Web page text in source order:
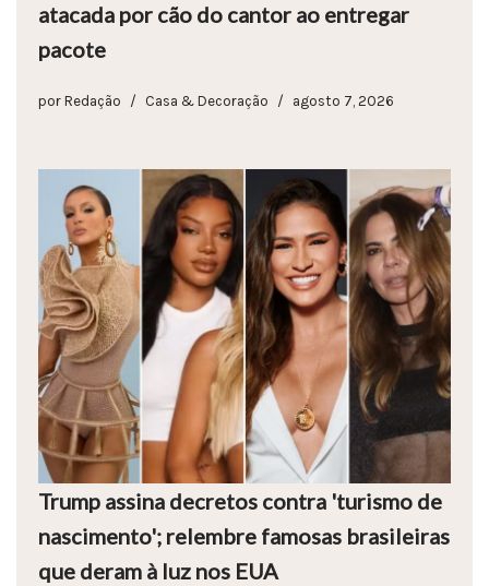
atacada por cão do cantor ao entregar
pacote
por Redação Casa & Decoração agosto 7, 2026
Trump assina decretos contra 'turismo de
nascimento'; relembre famosas brasileiras
que deram à luz nos EUA